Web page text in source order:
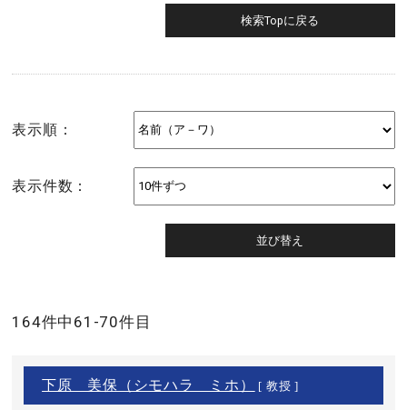
表示順：
表示件数：
164件中61-70件目
下原 美保（シモハラ ミホ） [ 教授 ]